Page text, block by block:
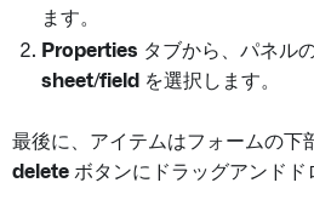
ます。
Properties タブから、パネル
sheet/field を選択します。
最後に、アイテムはフォームの下
delete ボタンにドラッグアンドド